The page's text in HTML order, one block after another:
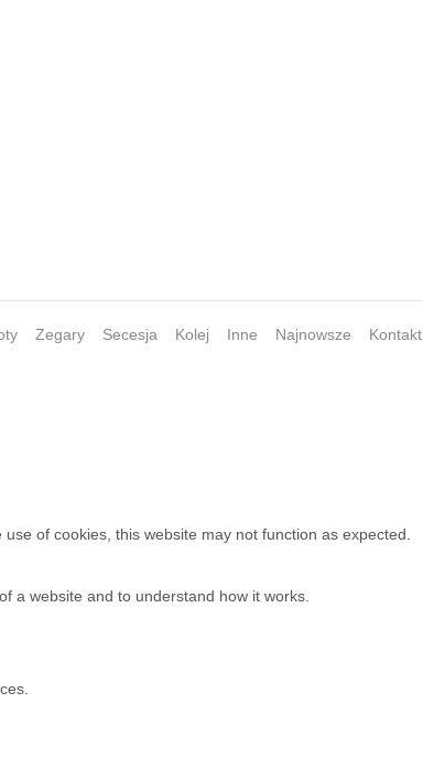
Zegary Secesja Kolej Inne Najnowsze Kontakt
of cookies, this website may not function as expected.
a website and to understand how it works.